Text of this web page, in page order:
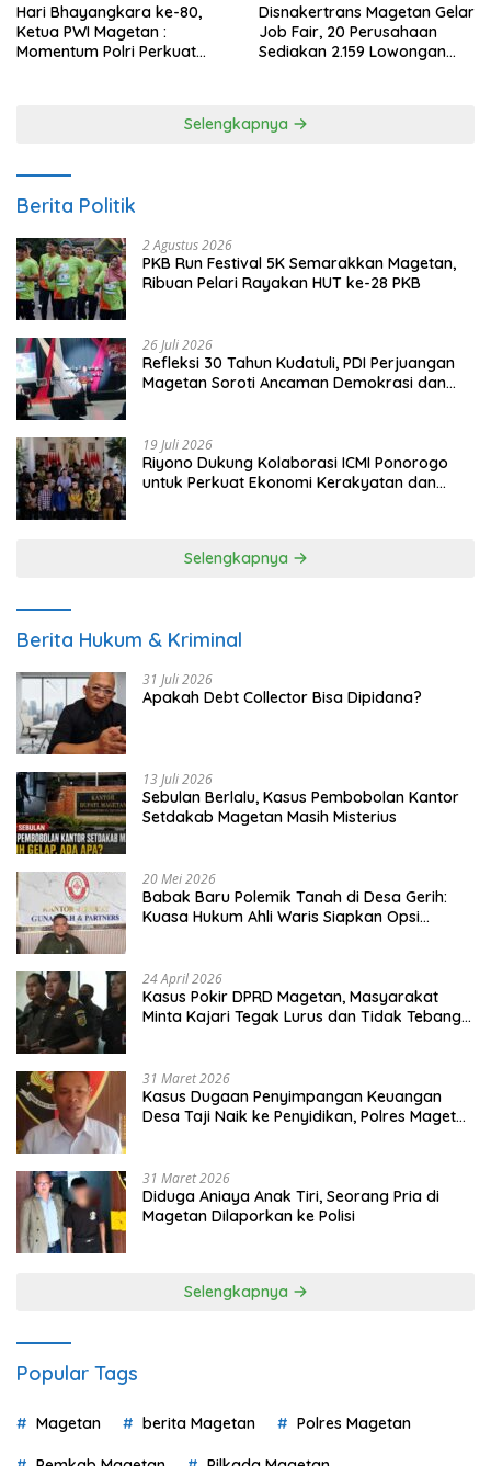
Hari Bhayangkara ke-80,
Ketua PWI Magetan :
Momentum Polri Perkuat
Disnakertrans Magetan Gelar
Job Fair, 20 Perusahaan
Sediakan 2.159 Lowongan
Selengkapnya
Berita Politik
2 Agustus 2026
PKB Run Festival 5K Semarakkan Magetan,
Ribuan Pelari Rayakan HUT ke-28 PKB
26 Juli 2026
Refleksi 30 Tahun Kudatuli, PDI Perjuangan
Magetan Soroti Ancaman Demokrasi dan
19 Juli 2026
Riyono Dukung Kolaborasi ICMI Ponorogo
untuk Perkuat Ekonomi Kerakyatan dan
Selengkapnya
Berita Hukum & Kriminal
31 Juli 2026
Apakah Debt Collector Bisa Dipidana?
13 Juli 2026
Sebulan Berlalu, Kasus Pembobolan Kantor
Setdakab Magetan Masih Misterius
20 Mei 2026
Babak Baru Polemik Tanah di Desa Gerih:
Kuasa Hukum Ahli Waris Siapkan Opsi
24 April 2026
Kasus Pokir DPRD Magetan, Masyarakat
Minta Kajari Tegak Lurus dan Tidak Tebang
31 Maret 2026
Kasus Dugaan Penyimpangan Keuangan
Desa Taji Naik ke Penyidikan, Polres Magetan
31 Maret 2026
Diduga Aniaya Anak Tiri, Seorang Pria di
Magetan Dilaporkan ke Polisi
Selengkapnya
Popular Tags
Magetan berita Magetan Polres Magetan